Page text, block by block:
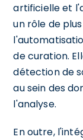
artificielle et
un rôle de
de curation.
détection de
au sein des
l'analyse.
En outre,